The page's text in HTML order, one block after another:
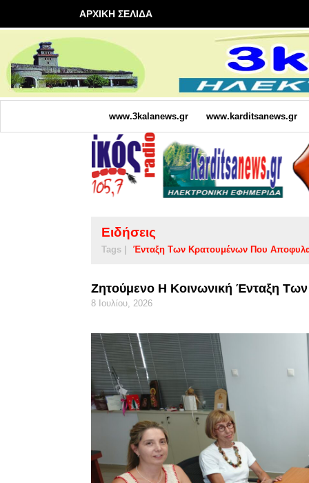
ΑΡΧΙΚΗ ΣΕΛΙΔΑ
www.3kalanews.gr www.karditsanews.gr
Ειδήσεις
Tags | Ένταξη Των Κρατουμένων Που
Ζητούμενο Η Κοινωνική Ένταξη
8 Ιουλίου, 2026